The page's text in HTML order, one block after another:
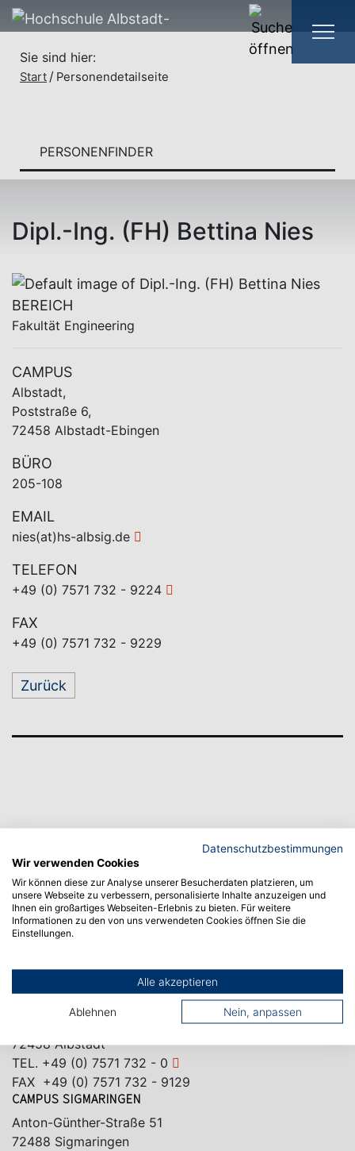
Sie sind hier:
Start Personendetailseite
PERSONENFINDER
Dipl.-Ing. (FH) Bettina Nies
BEREICH
Fakultät Engineering
CAMPUS
Albstadt,
Poststraße 6,
72458 Albstadt-Ebingen
BÜRO
205-108
EMAIL
nies(at)hs-albsig.de
TELEFON
+49 (0) 7571 732 - 9224
FAX
+49 (0) 7571 732 - 9229
Zurück
72458 Albstadt
TEL. +49 (0) 7571 732 - 0
FAX +49 (0) 7571 732 - 9129
CAMPUS SIGMARINGEN
Anton-Günther-Straße 51
72488 Sigmaringen
Datenschutzbestimmungen
Wir verwenden Cookies
Wir können diese zur Analyse unserer Besucherdaten platzieren, um
unsere Webseite zu verbessern, personalisierte Inhalte anzuzeigen und
Ihnen ein großartiges Webseiten-Erlebnis zu bieten. Für weitere
Informationen zu den von uns verwendeten Cookies öffnen Sie die
Einstellungen.
Alle akzeptieren
Ablehnen Nein, anpassen